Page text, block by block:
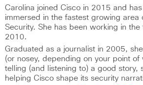
Carolina joined Cisco in 2015 and
immersed in the fastest growing area
Security. She has been working in
2010.
Graduated as a journalist in 2005,
(or nosey, depending on your point of
telling (and listening to) a good story,
helping Cisco shape its security